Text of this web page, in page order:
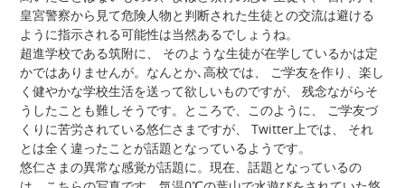
皇宮警察から見て危険人物と判断された生徒との交流は避ける
ように指示される可能性は当然あるでしょうね。
超進学校である筑附に、 そのような生徒が在学しているかは定
かではありませんが。なんとか､高校では、 ご学友を作り、楽し
く健やかな学校生活を送って欲しいものですが、 残念ながらそ
うしたことも難しそうです。ところで、このように、 ご学友づ
くりに苦労されている悠仁さまですが、 Twitter上では、 それ
とは全く違ったことが話題となっているようです。
悠仁さまの異常な感覚が話題に。現在、話題となっているの